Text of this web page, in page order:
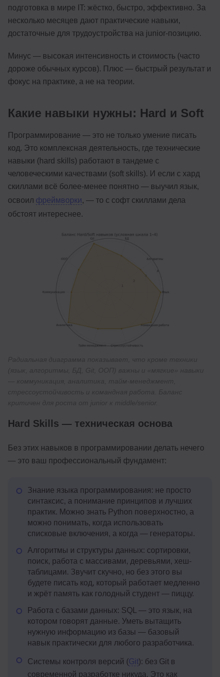
подготовка в мире IT: жёстко, быстро, эффективно. За
несколько месяцев дают практические навыки,
достаточные для трудоустройства на junior-позицию.
Минус — высокая интенсивность и стоимость (часто
дороже обычных курсов). Плюс — быстрый результат и
фокус на практике, а не на теории.
Какие навыки нужны: Hard и Soft
Программирование — это не только умение писать
код. Это комплексная деятельность, где технические
навыки (hard skills) работают в тандеме с
человеческими качествами (soft skills). И если с хард
скиллами всё более-менее понятно — выучил язык,
освоил фреймворки, — то с софт скиллами дела
обстоят интереснее.
Hard Skills — техническая основа
Без этих навыков в программировании делать нечего
— это ваш профессиональный фундамент:
Знание языка программирования: не просто
синтаксис, а понимание принципов и лучших
практик. Можно знать Python поверхностно, а
можно понимать, когда использовать
списковые включения, а когда — генераторы.
Алгоритмы и структуры данных: сортировки,
поиск, работа с массивами, деревьями, хеш-
таблицами. Звучит скучно, но без этого вы
будете писать код, который работает медленно
и жрёт память как голодный студент — пиццу.
Работа с базами данных: SQL — это язык, на
котором говорят данные. Уметь вытащить
нужную информацию из базы — базовый
навык практически для любого разработчика.
Системы контроля версий (Git): без Git в
современной разработке никуда. Это как